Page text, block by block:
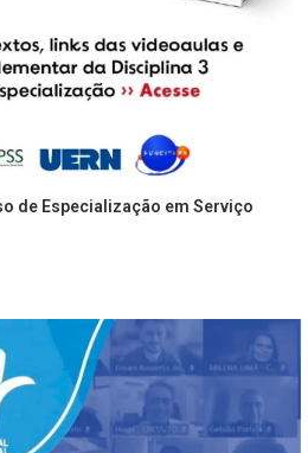
de Especialização em Serviço